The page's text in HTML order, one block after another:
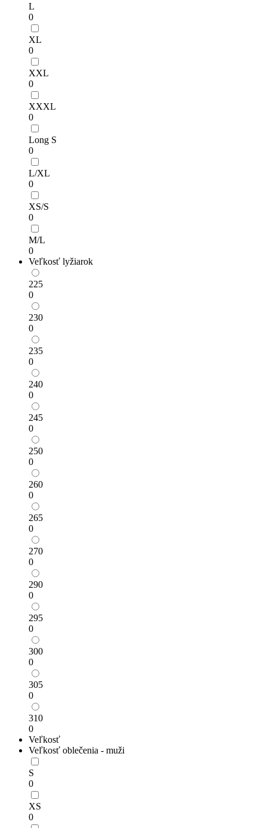
L
0
XL
0
XXL
0
XXXL
0
Long S
0
L/XL
0
XS/S
0
M/L
0
Veľkosť lyžiarok
225
0
230
0
235
0
240
0
245
0
250
0
260
0
265
0
270
0
290
0
295
0
300
0
305
0
310
0
Veľkosť
Veľkosť oblečenia - muži
S
0
XS
0